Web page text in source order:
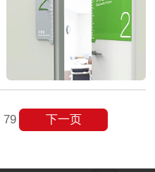
79 下一页